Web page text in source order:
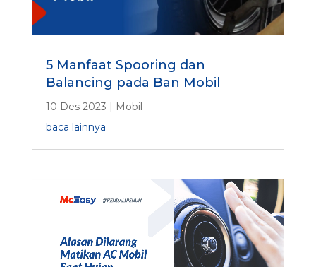
5 Manfaat Spooring dan
Balancing pada Ban Mobil
10 Des 2023
Mobil
baca lainnya